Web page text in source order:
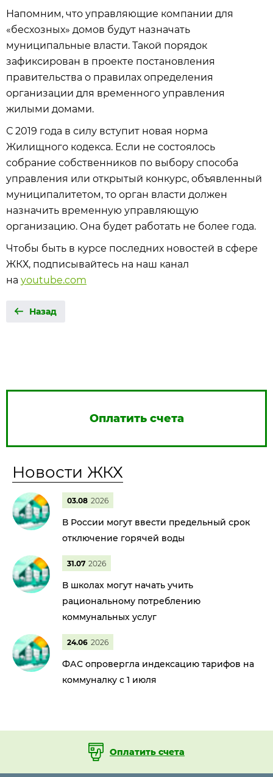
Напомним, что управляющие компании для
«бесхозных» домов будут назначать
муниципальные власти. Такой порядок
зафиксирован в проекте постановления
правительства о правилах определения
организации для временного управления
жилыми домами.
С 2019 года в силу вступит новая норма
Жилищного кодекса. Если не состоялось
собрание собственников по выбору способа
управления или открытый конкурс, объявленный
муниципалитетом, то орган власти должен
назначить временную управляющую
организацию. Она будет работать не более года.
Чтобы быть в курсе последних новостей в сфере
ЖКХ, подписывайтесь на наш канал
на youtube.com
Назад
Оплатить счета
Новости ЖКХ
03.08 2026
В России могут ввести предельный срок
отключение горячей воды
31.07 2026
В школах могут начать учить
рациональному потреблению
коммунальных услуг
24.06 2026
ФАС опровергла индексацию тарифов на
коммуналку с 1 июля
Оплатить счета